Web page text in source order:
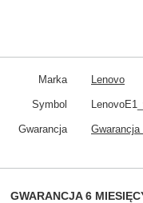
Marka Lenovo
Symbol
Gwarancja
GWARANCJA 6